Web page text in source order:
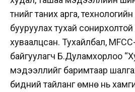
түүнийг таних арга,
бууруулах тухай
хуваалцсан. Тухайлбал, MFCC-
байгуулагч Б.Дуламхорлоо
мэдээллийг баримтаар
бидний тайланг өмнө нь